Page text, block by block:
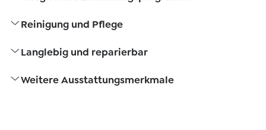
Reinigung und Pflege
Langlebig und reparierbar
Weitere Ausstattungsmerkmale